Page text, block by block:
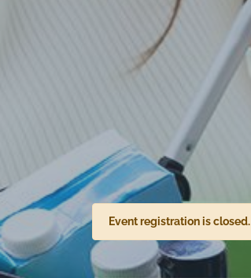
Event registration is closed.